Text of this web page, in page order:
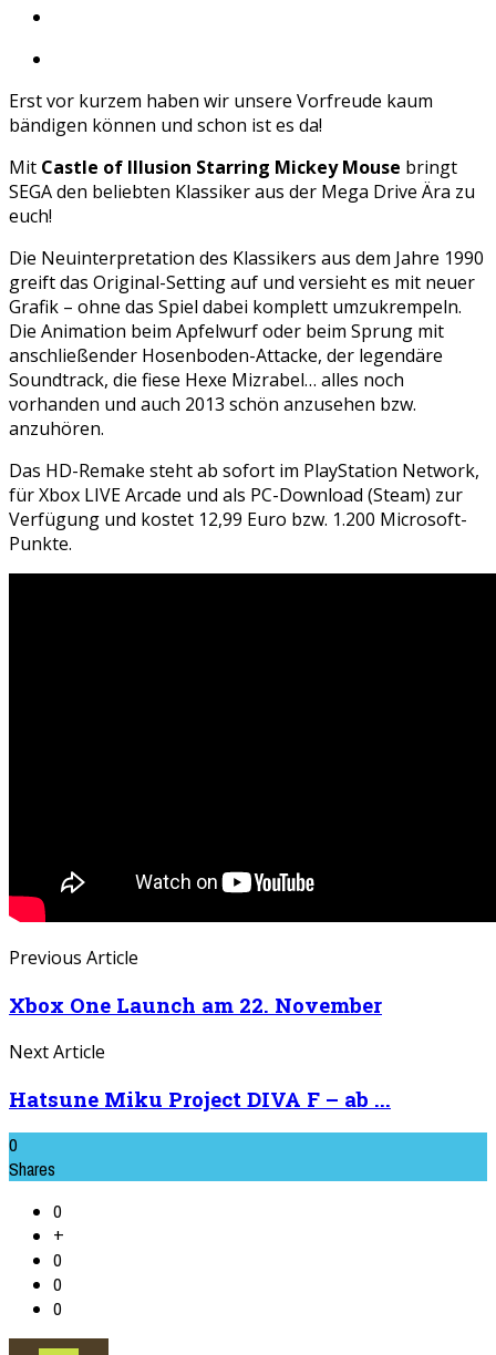
Erst vor kurzem haben wir unsere Vorfreude kaum
bändigen können und schon ist es da!
Mit Castle of Illusion Starring Mickey Mouse bringt
SEGA den beliebten Klassiker aus der Mega Drive Ära zu
euch!
Die Neuinterpretation des Klassikers aus dem Jahre 1990
greift das Original-Setting auf und versieht es mit neuer
Grafik – ohne das Spiel dabei komplett umzukrempeln.
Die Animation beim Apfelwurf oder beim Sprung mit
anschließender Hosenboden-Attacke, der legendäre
Soundtrack, die fiese Hexe Mizrabel… alles noch
vorhanden und auch 2013 schön anzusehen bzw.
anzuhören.
Das HD-Remake steht ab sofort im PlayStation Network,
für Xbox LIVE Arcade und als PC-Download (Steam) zur
Verfügung und kostet 12,99 Euro bzw. 1.200 Microsoft-
Punkte.
Previous Article
Xbox One Launch am 22. November
Next Article
Hatsune Miku Project DIVA F – ab ...
0
Shares
0
+
0
0
0